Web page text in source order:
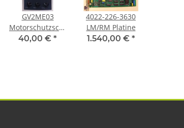
GV2ME03
Motorschutzschalter
0,25-0,4A,
40,00 € *
4022-226-3630
LM/RM Platine
1.540,00 € *